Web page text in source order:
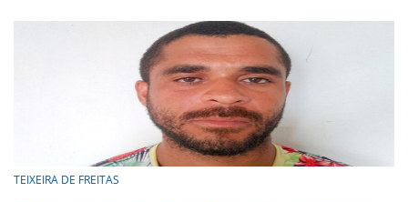
TEIXEIRA DE FREITAS